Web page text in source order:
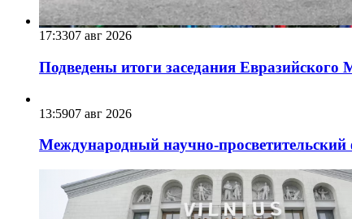
17:3307 авг 2026
Подведены итоги заседания Евразийского
13:5907 авг 2026
Международный научно-